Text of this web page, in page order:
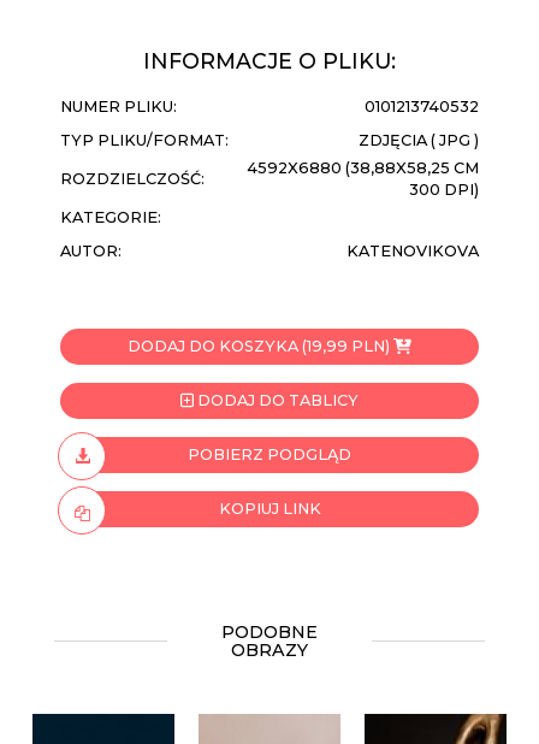
INFORMACJE O PLIKU:
NUMER PLIKU:
0101213740532
TYP PLIKU/FORMAT:
ZDJĘCIA ( JPG )
ROZDZIELCZOŚĆ:
4592X6880 (38,88X58,25 CM
300 DPI)
KATEGORIE:
AUTOR:
KATENOVIKOVA
DODAJ DO KOSZYKA (19,99 PLN)
DODAJ DO TABLICY
POBIERZ PODGLĄD
KOPIUJ LINK
PODOBNE
OBRAZY